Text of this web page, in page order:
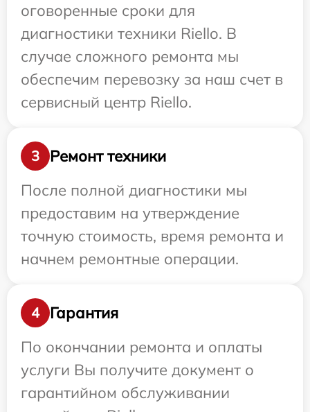
оговоренные сроки для
диагностики техники Riello. В
случае сложного ремонта мы
обеспечим перевозку за наш счет в
сервисный центр Riello.
3
Ремонт техники
После полной диагностики мы
предоставим на утверждение
точную стоимость, время ремонта и
начнем ремонтные операции.
4
Гарантия
По окончании ремонта и оплаты
услуги Вы получите документ о
гарантийном обслуживании